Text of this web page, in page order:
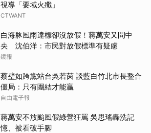
視導「要域火殲」
CTWANT
白海豚風雨達標卻沒放假！蔣萬安又問中
央 沈伯洋：市民對放假標準有疑慮
鏡報
蔡壁如跨黨站台吳若茵 談藍白竹北市長整合
僵局：只有團結才能贏
自由電子報
蔣萬安不放颱風假綠營狂罵 吳思瑤轟洗記
憶、被看破手腳